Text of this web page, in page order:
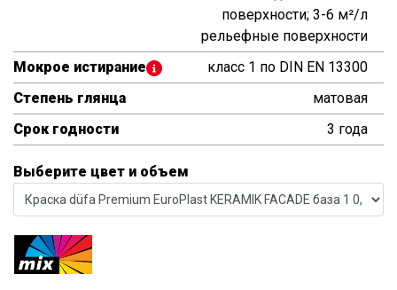
поверхности; 3-6 м²/л
рельефные поверхности
Мокрое истирание
класс 1 по DIN EN 13300
Степень глянца
матовая
Срок годности
3 года
Выберите цвет и объем